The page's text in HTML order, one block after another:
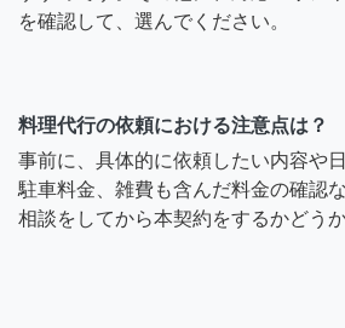
を確認して、選んでください。
料理代行の依頼における注意点は？
事前に、具体的に依頼したい内容や
駐車料金、雑費も含んだ料金の確認
相談をしてから本契約をするかどう